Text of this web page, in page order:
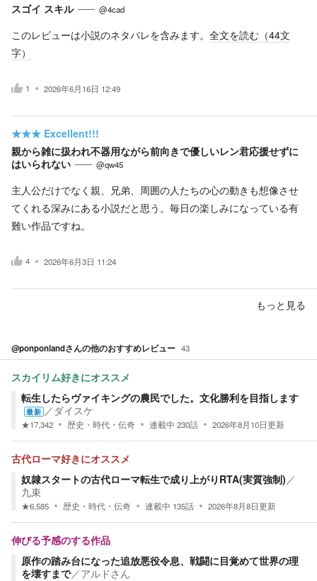
スゴイ スキル
@4cad
このレビューは小説のネタバレを含みます。 全文を読む（44文
字）
1 2026年6月16日 12:49
★★★ Excellent!!!
親から雑に扱われ不器用ながら前向きで優しいレン君応援せずに
はいられない
@qw45
主人公だけでなく親、兄弟、周囲の人たちの心の動きも想像させ
てくれる深みにある小説だと思う。毎日の楽しみになっている有
難い作品ですね。
4 2026年6月3日 11:24
もっと見る
@ponponlandさんの他のおすすめレビュー 43
スカイリム好きにオススメ
転生したらヴァイキングの農民でした。文化勝利を目指します
最新 ／ ダイスケ
★17,342 歴史・時代・伝奇 連載中 230話 2026年8月10日更新
古代ローマ好きにオススメ
奴隷スタートの古代ローマ転生で成り上がりRTA(実質強制) ／
九束
★6,585 歴史・時代・伝奇 連載中 135話 2026年8月8日更新
伸びる予感のする作品
原作の踏み台になった追放悪役令息、戦闘に目覚めて世界の理
を壊すまで／アルドさん